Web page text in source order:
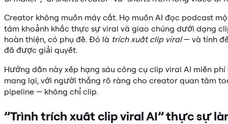
Creator không muốn máy cắt. Họ muốn AI đọc podcast
tám khoảnh khắc thực sự viral và giao chúng dưới dạng
hoàn thiện, có phụ đề. Đó là trích xuất clip viral— và tính
đã được giải quyết.
Hướng dẫn này xếp hạng sáu công cụ clip viral AI miễn
mang lại, với người thắng rõ ràng cho creator quan tâm
pipeline — không chỉ clip.
”Trình trích xuất clip viral AI” thực sự